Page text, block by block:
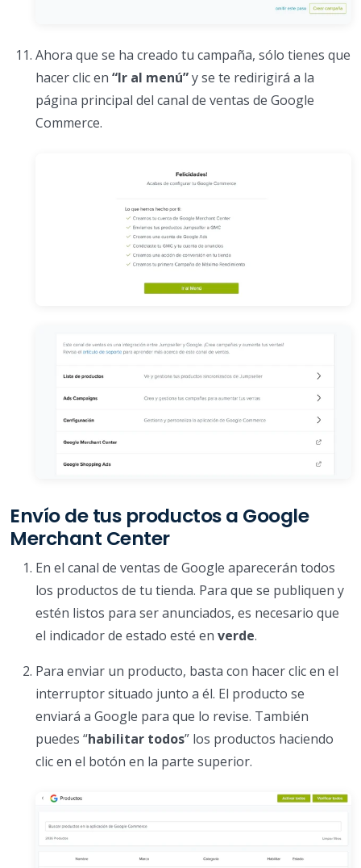
Ahora que se ha creado tu campaña, sólo tienes que
hacer clic en “Ir al menú”y se te redirigirá a la
página principal del canal de ventas de Google
Commerce.
Envío de tus productos a Google
Merchant Center
En el canal de ventas de Google aparecerán todos
los productos de tu tienda. Para que se publiquen y
estén listos para ser anunciados, es necesario que
el indicador de estado esté en verde.
Para enviar un producto, basta con hacer clic en el
interruptor situado junto a él. El producto se
enviará a Google para que lo revise. También
puedes “habilitar todos” los productos haciendo
clic en el botón en la parte superior.